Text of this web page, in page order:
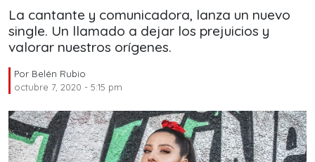
La cantante y comunicadora, lanza un nuevo
single. Un llamado a dejar los prejuicios y
valorar nuestros orígenes.
Por Belén Rubio
octubre 7, 2020 - 5:15 pm